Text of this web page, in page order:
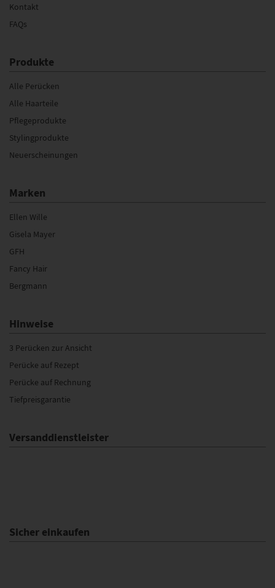
Kontakt
FAQs
Produkte
Alle Perücken
Alle Haarteile
Pflegeprodukte
Stylingprodukte
Neuerscheinungen
Marken
Ellen Wille
Gisela Mayer
GFH
Fancy Hair
Bergmann
Hinweise
3 Perücken zur Ansicht
Perücke auf Rezept
Perücke auf Rechnung
Tiefpreisgarantie
Versanddienstleister
Sicher einkaufen